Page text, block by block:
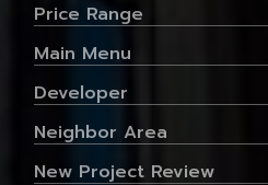
Price Range
Main Menu
Developer
Neighbor Area
New Project Review